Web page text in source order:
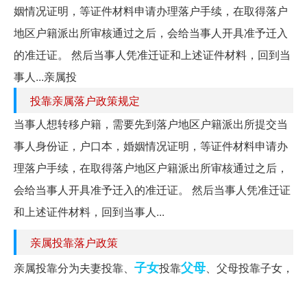
姻情况证明，等证件材料申请办理落户手续，在取得落户
地区户籍派出所审核通过之后，会给当事人开具准予迁入
的准迁证。 然后当事人凭准迁证和上述证件材料，回到当
事人...亲属投
投靠亲属落户政策规定
当事人想转移户籍，需要先到落户地区户籍派出所提交当
事人身份证，户口本，婚姻情况证明，等证件材料申请办
理落户手续，在取得落户地区户籍派出所审核通过之后，
会给当事人开具准予迁入的准迁证。 然后当事人凭准迁证
和上述证件材料，回到当事人...
亲属投靠落户政策
亲属投靠分为夫妻投靠、 子女投靠父母、父母投靠子女，